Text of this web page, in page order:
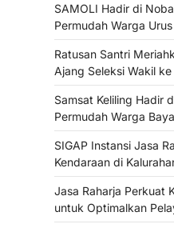
SAMOLI Hadir di
Permudah Warga
Ratusan Santri
Ajang Seleksi Wakil
Samsat Keliling Hadir
Permudah Warga
SIGAP Instansi Jasa
Kendaraan di
Jasa Raharja Perkuat
untuk Optimalkan